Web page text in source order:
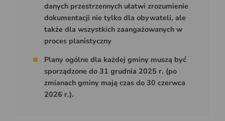
danych przestrzennych ułatwi zrozumienie
dokumentacji nie tylko dla obywateli, ale
także dla wszystkich zaangażowanych w
proces planistyczny
Plany ogólne dla każdej gminy muszą być
sporządzone do 31 grudnia 2025 r. (po
zmianach gminy mają czas do 30 czerwca
2026 r.).